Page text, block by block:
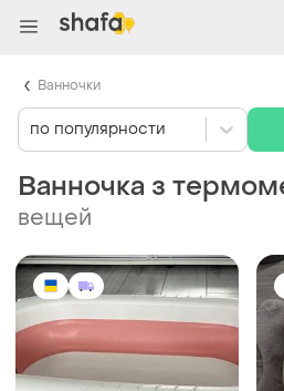
Ванночка з
вещей
по популярности
Ванночки